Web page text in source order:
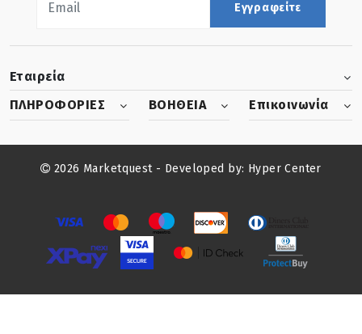
Εγγραφείτε
Εταιρεία
ΠΛΗΡΟΦΟΡΙΕΣ
ΒΟΗΘΕΙΑ Επικοινωνία
2026 Marketquest - Developed by: Hyper Center